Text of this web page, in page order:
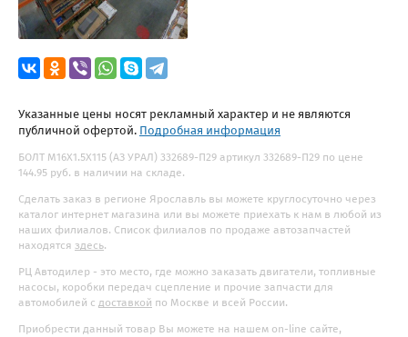
Указанные цены носят рекламный характер и не являются
публичной офертой. Подробная информация
БОЛТ М16Х1.5Х115 (АЗ УРАЛ) 332689-П29 артикул 332689-П29 по цене
144.95 руб. в наличии на складе.
Сделать заказ в регионе Ярославль вы можете круглосуточно через
каталог интернет магазина или вы можете приехать к нам в любой из
наших филиалов. Список филиалов по продаже автозапчастей
находятся здесь.
РЦ Автодилер - это место, где можно заказать двигатели, топливные
насосы, коробки передач сцепление и прочие запчасти для
автомобилей с доставкой по Москве и всей России.
Приобрести данный товар Вы можете на нашем on-line сайте,